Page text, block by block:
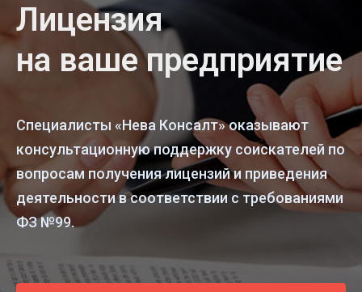
Лицензия
на ваше предприятие
Специалисты «Нева Консалт» оказывают
консультационную поддержку соискателей по
вопросам получения лицензий и приведения
деятельности в соответствии с требованиями
ФЗ №99.